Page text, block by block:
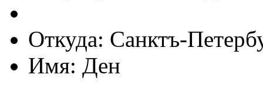
Откуда: Санктъ-
Имя: Ден